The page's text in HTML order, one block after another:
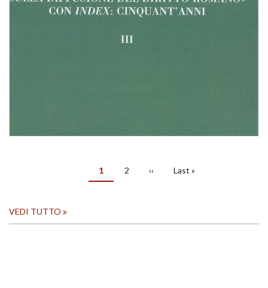
Pagina
attuale
1 Pagina
2
Pagina
››
Ultima
Last »
VEDI TUTTO